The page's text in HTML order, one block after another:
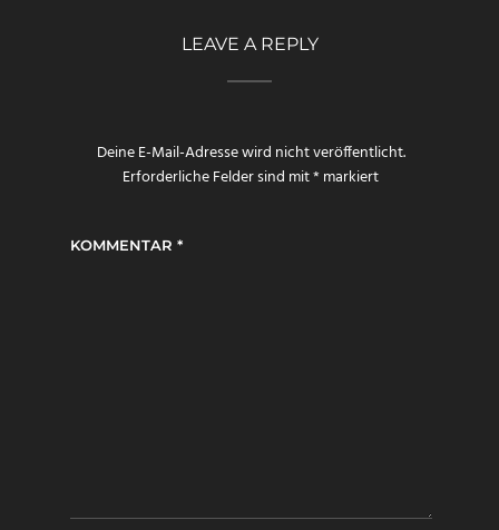
LEAVE A REPLY
Deine E-Mail-Adresse wird nicht veröffentlicht.
Erforderliche Felder sind mit*markiert
KOMMENTAR *